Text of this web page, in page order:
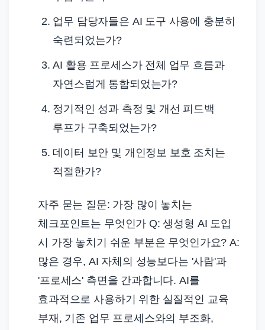
업무 담당자들은 AI 도구 사용에 충분히
숙련되었는가?
AI 활용 프로세스가 전체 업무 흐름과
자연스럽게 통합되었는가?
정기적인 성과 측정 및 개선 피드백
루프가 구축되었는가?
데이터 보안 및 개인정보 보호 조치는
적절한가?
자주 묻는 질문: 가장 많이 놓치는
체크포인트는 무엇인가 Q: 생성형 AI 도입
시 가장 놓치기 쉬운 부분은 무엇인가요? A:
많은 경우, AI 자체의 성능보다는 '사람'과
'프로세스' 측면을 간과합니다. AI를
효과적으로 사용하기 위한 실질적인 교육
부재, 기존 업무 프로세스와의 부조화,